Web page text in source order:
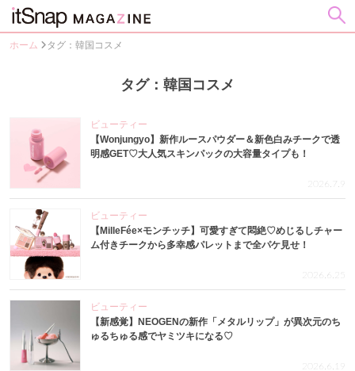
ホーム タグ：韓国コスメ
タグ：韓国コスメ
ビューティー
【Wonjungyo】新作ルースパウダー＆新色白みチークで透
明感GET♡大人気スキンパックの大容量タイプも！
2026.7.9
ビューティー
【MilleFée×モンチッチ】可愛すぎて悶絶♡めじるしチャー
ム付きチークから多幸感パレットまで全パケ見せ！
2026.6.25
ビューティー
【新感覚】NEOGENの新作「メタルリップ」が異次元のち
ゅるちゅる感でヤミツキになる♡
2026.6.19